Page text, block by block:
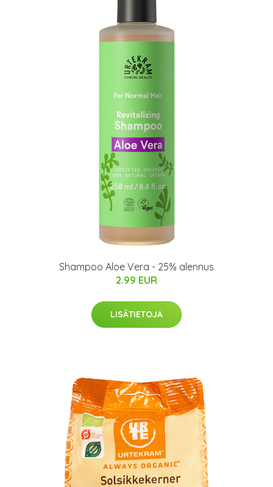
Shampoo Aloe Vera - 25% alennus
2.99 EUR
LISÄTIETOJA